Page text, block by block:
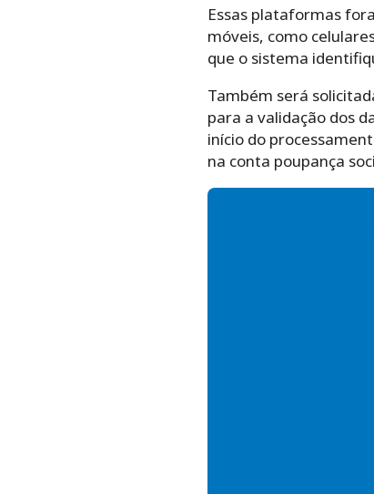
Essas plataformas
móveis, como
que o sistema
Também será
para a validação dos
início do
na conta poupança